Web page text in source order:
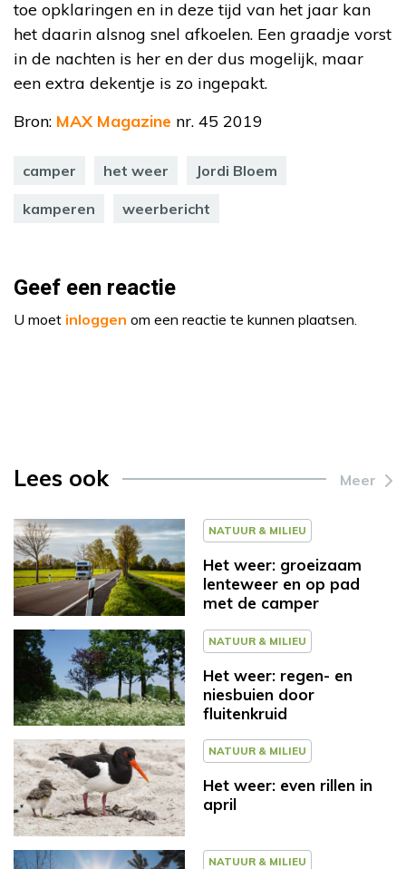
toe opklaringen en in deze tijd van het jaar kan
het daarin alsnog snel afkoelen. Een graadje vorst
in de nachten is her en der dus mogelijk, maar
een extra dekentje is zo ingepakt.
Bron: MAX Magazine nr. 45 2019
camper het weer Jordi Bloem
kamperen weerbericht
Geef een reactie
U moet inloggen om een reactie te kunnen plaatsen.
Lees ook Meer
NATUUR & MILIEU
Het weer: groeizaam
lenteweer en op pad
met de camper
NATUUR & MILIEU
Het weer: regen- en
niesbuien door
fluitenkruid
NATUUR & MILIEU
Het weer: even rillen in
april
NATUUR & MILIEU